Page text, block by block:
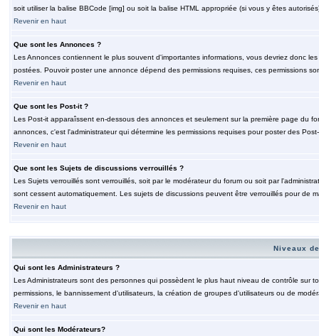
soit utiliser la balise BBCode [img] ou soit la balise HTML appropriée (si vous y êtes
Revenir en haut
Que sont les Annonces ?
Les Annonces contiennent le plus souvent d'importantes informations, vous devriez donc
postées. Pouvoir poster une annonce dépend des permissions requises, ces permissions
Revenir en haut
Que sont les Post-it ?
Les Post-it apparaîssent en-dessous des annonces et seulement sur la première page du
annonces, c'est l'administrateur qui détermine les permissions requises pour poster des
Revenir en haut
Que sont les Sujets de discussions verrouillés ?
Les Sujets verrouillés sont verrouillés, soit par le modérateur du forum ou soit par
sont cessent automatiquement. Les sujets de discussions peuvent être verrouillés pour de
Revenir en haut
Niveaux
Qui sont les Administrateurs ?
Les Administrateurs sont des personnes qui possèdent le plus haut niveau de contrôle sur
permissions, le bannissement d'utilisateurs, la création de groupes d'utilisateurs ou de
Revenir en haut
Qui sont les Modérateurs?